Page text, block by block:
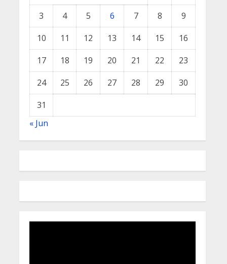
3
4 5 6 7 8
9
10
11 12 13 14 15
16
17
18 19 20 21 22
23
24
25 26 27 28 29
30
31
« Jun